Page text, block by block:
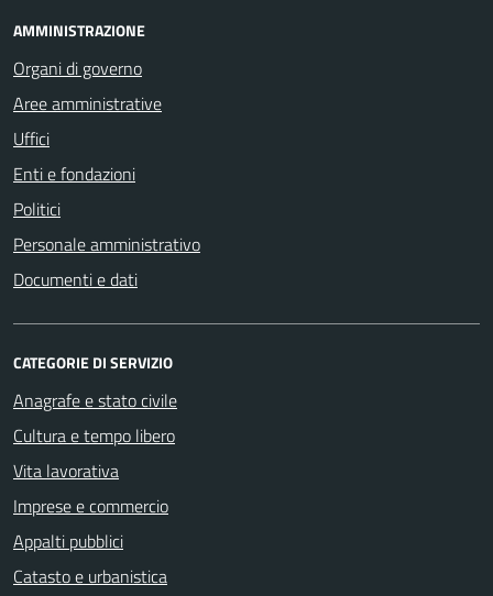
AMMINISTRAZIONE
Organi di governo
Aree amministrative
Uffici
Enti e fondazioni
Politici
Personale amministrativo
Documenti e dati
CATEGORIE DI SERVIZIO
Anagrafe e stato civile
Cultura e tempo libero
Vita lavorativa
Imprese e commercio
Appalti pubblici
Catasto e urbanistica